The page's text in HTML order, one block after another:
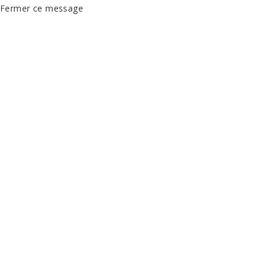
Fermer ce message